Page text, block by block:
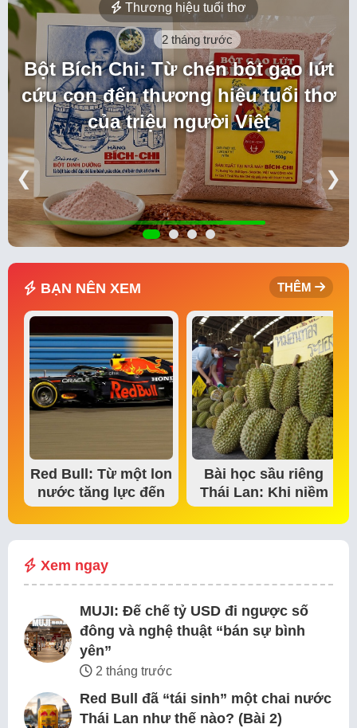
Thương hiệu tuổi thơ
2 tháng trước
Bột Bích Chi: Từ chén bột gạo lứt
cứu con đến thương hiệu tuổi thơ
của triệu người Việt
❮ ❯
BẠN NÊN XEM THÊM
Red Bull: Từ một lon
nước tăng lực đến
đế chế thể…
Bài học sầu riêng
Thái Lan: Khi niềm
tin thị trường bắt…
Xem ngay
MUJI: Đế chế tỷ USD đi ngược số
đông và nghệ thuật “bán sự bình
yên”
2 tháng trước
Red Bull đã “tái sinh” một chai nước
Thái Lan như thế nào? (Bài 2)